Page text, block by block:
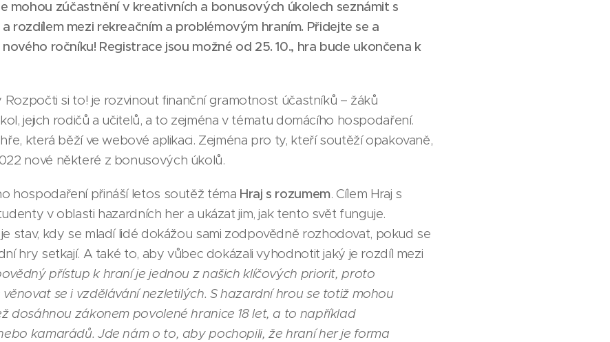
mohou zúčastnění v kreativních a bonusových úkolech seznámit s
rozdílem mezi rekreačním a problémovým hraním. Přidejte se a
ročníku! Registrace jsou možné od 25. 10., hra bude ukončena k
Rozpočti si to! je rozvinout finanční gramotnost účastníků – žáků
jejich rodičů a učitelů, a to zejména v tématu domácího hospodaření.
která běží ve webové aplikaci. Zejména pro ty, kteří soutěží opakovaně,
nové některé z bonusových úkolů.
hospodaření přináší letos soutěž téma Hraj s rozumem. Cílem Hraj s
v oblasti hazardních her a ukázat jim, jak tento svět funguje.
stav, kdy se mladí lidé dokážou sami zodpovědně rozhodovat, pokud se
hry setkají. A také to, aby vůbec dokázali vyhodnotit jaký je rozdíl mezi
přístup k hraní je jednou z našich klíčových priorit, proto
se i vzdělávání nezletilých. S hazardní hrou se totiž mohou
dosáhnou zákonem povolené hranice 18 let, a to například
kamarádů. Jde nám o to, aby pochopili, že hraní her je forma